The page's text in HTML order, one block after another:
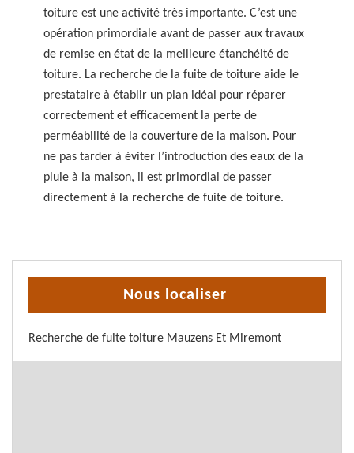
toiture est une activité très importante. C’est une
opération primordiale avant de passer aux travaux
de remise en état de la meilleure étanchéité de
toiture. La recherche de la fuite de toiture aide le
prestataire à établir un plan idéal pour réparer
correctement et efficacement la perte de
perméabilité de la couverture de la maison. Pour
ne pas tarder à éviter l’introduction des eaux de la
pluie à la maison, il est primordial de passer
directement à la recherche de fuite de toiture.
Nous localiser
Recherche de fuite toiture Mauzens Et Miremont